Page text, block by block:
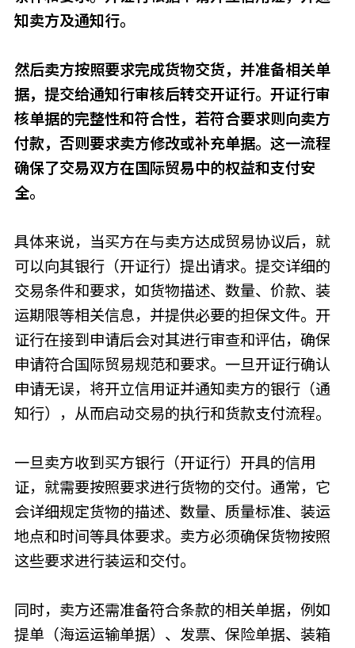
知卖方及通知行。
然后卖方按照要求完成货物交货，并准备相关单
据，提交给通知行审核后转交开证行。开证行审
核单据的完整性和符合性，若符合要求则向卖方
付款，否则要求卖方修改或补充单据。这一流程
确保了交易双方在国际贸易中的权益和支付安
全。
具体来说，当买方在与卖方达成贸易协议后，就
可以向其银行（开证行）提出请求。提交详细的
交易条件和要求，如货物描述、数量、价款、装
运期限等相关信息，并提供必要的担保文件。开
证行在接到申请后会对其进行审查和评估，确保
申请符合国际贸易规范和要求。一旦开证行确认
申请无误，将开立信用证并通知卖方的银行（通
知行），从而启动交易的执行和货款支付流程。
一旦卖方收到买方银行（开证行）开具的信用
证，就需要按照要求进行货物的交付。通常，它
会详细规定货物的描述、数量、质量标准、装运
地点和时间等具体要求。卖方必须确保货物按照
这些要求进行装运和交付。
同时，卖方还需准备符合条款的相关单据，例如
提单（海运运输单据）、发票、保险单据、装箱